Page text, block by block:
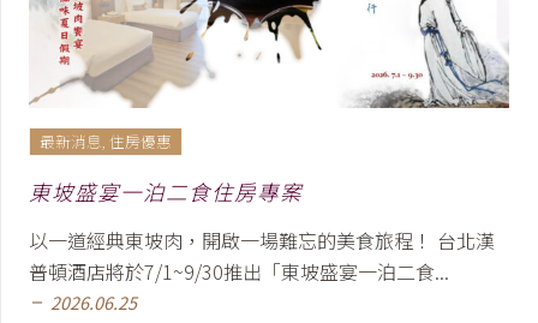
最新消息 住房優惠
東坡盛宴一泊二食住房專案
以一道經典東坡肉，開啟一場難忘的美食旅程！ 台北漢
普頓酒店將於7/1~9/30推出「東坡盛宴一泊二食...
remove 2026.06.25